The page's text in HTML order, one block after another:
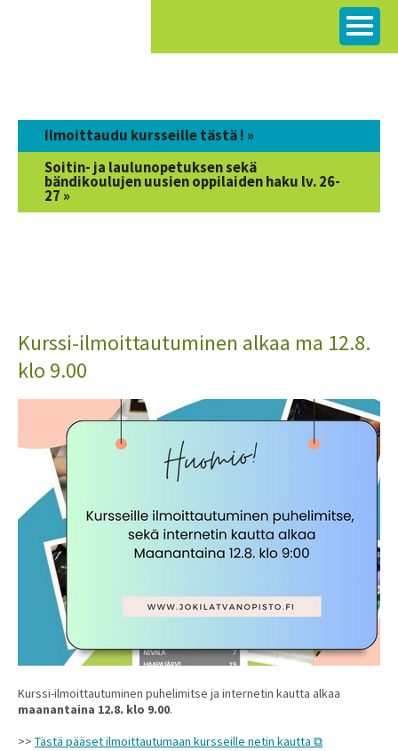
Ilmoittaudu kursseille tästä ! »
Soitin- ja laulunopetuksen sekä
bändikoulujen uusien oppilaiden haku lv. 26-
27 »
Kurssi-ilmoittautuminen alkaa ma 12.8.
klo 9.00
Kurssi-ilmoittautuminen puhelimitse ja internetin kautta alkaa
maanantaina 12.8. klo 9.00.
>> Tästä pääset ilmoittautumaan kursseille netin kautta